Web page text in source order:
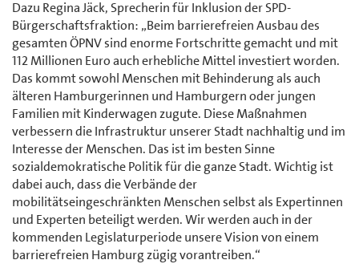
Dazu Regina Jäck, Sprecherin für Inklusion der SPD-
Bürgerschaftsfraktion: „Beim barrierefreien Ausbau des
gesamten ÖPNV sind enorme Fortschritte gemacht und mit
112 Millionen Euro auch erhebliche Mittel investiert worden.
Das kommt sowohl Menschen mit Behinderung als auch
älteren Hamburgerinnen und Hamburgern oder jungen
Familien mit Kinderwagen zugute. Diese Maßnahmen
verbessern die Infrastruktur unserer Stadt nachhaltig und im
Interesse der Menschen. Das ist im besten Sinne
sozialdemokratische Politik für die ganze Stadt. Wichtig ist
dabei auch, dass die Verbände der
mobilitätseingeschränkten Menschen selbst als Expertinnen
und Experten beteiligt werden. Wir werden auch in der
kommenden Legislaturperiode unsere Vision von einem
barrierefreien Hamburg zügig vorantreiben.“